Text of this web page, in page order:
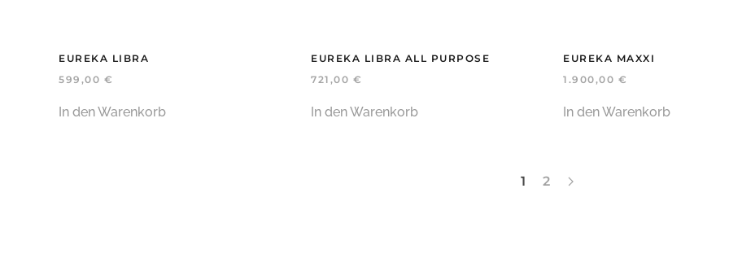
EUREKA LIBRA
599,00 €
In den Warenkorb
EUREKA LIBRA ALL PURPOSE
721,00 €
In den Warenkorb
EUREKA MAXXI
1.900,00 €
In den Warenkorb
1 2